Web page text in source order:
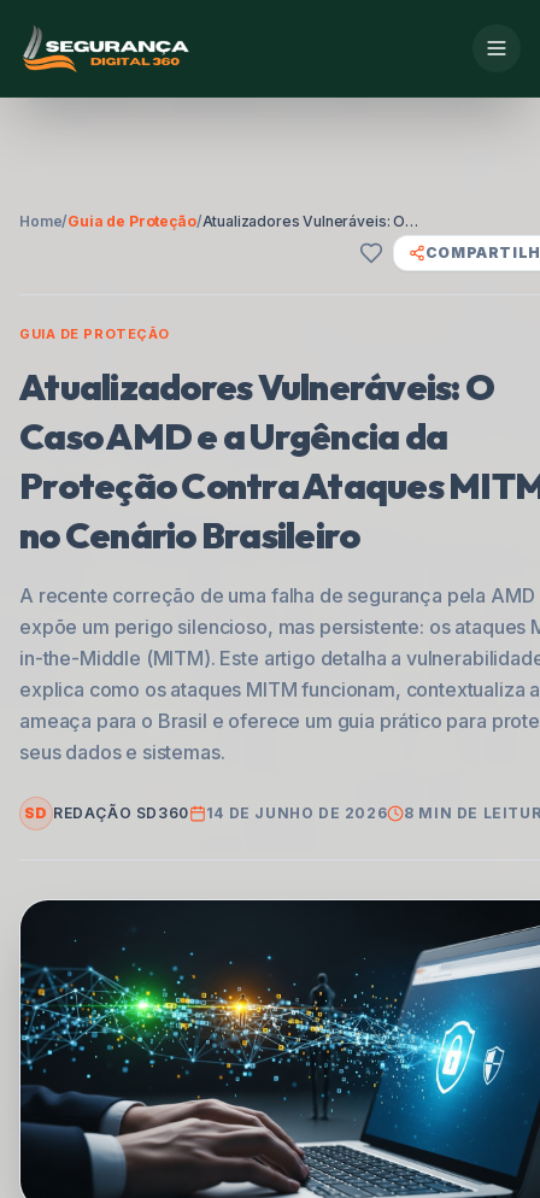
Home/Guia de Proteção/
Atualizadores Vulneráveis: O Caso AMD e a Urgência da Proteção Contra Ataques MITM no Cenário Brasileiro
GUIA DE PROTEÇÃO
Atualizadores Vulneráveis: O
Caso AMD e a Urgência da
Proteção Contra Ataques
no Cenário Brasileiro
A recente correção de uma falha de segurança pela AMD
expõe um perigo silencioso, mas persistente: os ataques
in-the-Middle (MITM). Este artigo detalha a
explica como os ataques MITM funcionam, contextualiza a
ameaça para o Brasil e oferece um guia prático para
seus dados e sistemas.
SD REDAÇÃO SD360 14 DE JUNHO DE 2026 8 MIN DE